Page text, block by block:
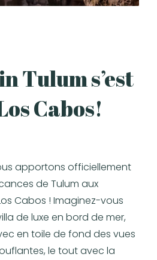
Tulum s’est
Cabos!
apportons officiellement
de Tulum aux
Cabos ! Imaginez-vous
de luxe en bord de mer,
en toile de fond des vues
le tout avec la